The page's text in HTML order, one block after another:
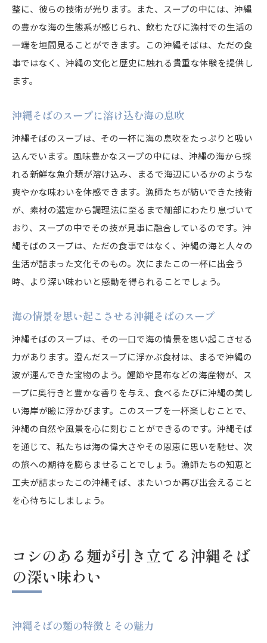
整に、彼らの技術が光ります。また、スープの中には、沖縄
の豊かな海の生態系が感じられ、飲むたびに漁村での生活の
一端を垣間見ることができます。この沖縄そばは、ただの食
事ではなく、沖縄の文化と歴史に触れる貴重な体験を提供し
ます。
沖縄そばのスープに溶け込む海の息吹
沖縄そばのスープは、その一杯に海の息吹をたっぷりと吸い
込んでいます。風味豊かなスープの中には、沖縄の海から採
れる新鮮な魚介類が溶け込み、まるで海辺にいるかのような
爽やかな味わいを体感できます。漁師たちが紡いできた技術
が、素材の選定から調理法に至るまで細部にわたり息づいて
おり、スープの中でその技が見事に融合しているのです。沖
縄そばのスープは、ただの食事ではなく、沖縄の海と人々の
生活が詰まった文化そのもの。次にまたこの一杯に出会う
時、より深い味わいと感動を得られることでしょう。
海の情景を思い起こさせる沖縄そばのスープ
沖縄そばのスープは、その一口で海の情景を思い起こさせる
力があります。澄んだスープに浮かぶ食材は、まるで沖縄の
波が運んできた宝物のよう。鰹節や昆布などの海産物が、ス
ープに奥行きと豊かな香りを与え、食べるたびに沖縄の美し
い海岸が瞼に浮かびます。このスープを一杯楽しむことで、
沖縄の自然や風景を心に刻むことができるのです。沖縄そば
を通じて、私たちは海の偉大さやその恩恵に思いを馳せ、次
の旅への期待を膨らませることでしょう。漁師たちの知恵と
工夫が詰まったこの沖縄そば、またいつか再び出会えること
を心待ちにしましょう。
コシのある麺が引き立てる沖縄そば
の深い味わい
沖縄そばの麺の特徴とその魅力